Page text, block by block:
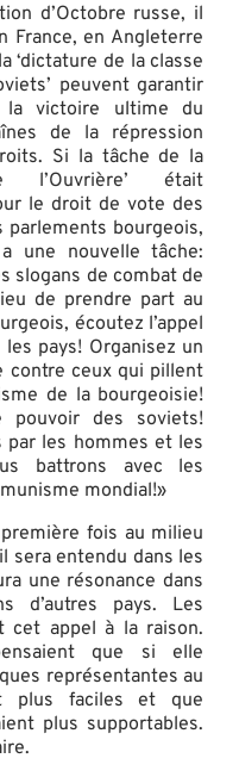
d’Octobre russe, il
France, en Angleterre
‘dictature de la classe
peuvent garantir
la victoire ultime du
de la répression
Si la tâche de la
l’Ouvrière’ était
le droit de vote des
parlements bourgeois,
une nouvelle tâche:
slogans de combat de
de prendre part au
écoutez l’appel
pays! Organisez un
contre ceux qui pillent
de la bourgeoisie!
pouvoir des soviets!
par les hommes et les
battrons avec les
mondial!»
fois au milieu
sera entendu dans les
une résonance dans
d’autres pays. Les
cet appel à la raison.
que si elle
représentantes au
plus faciles et que
plus supportables.